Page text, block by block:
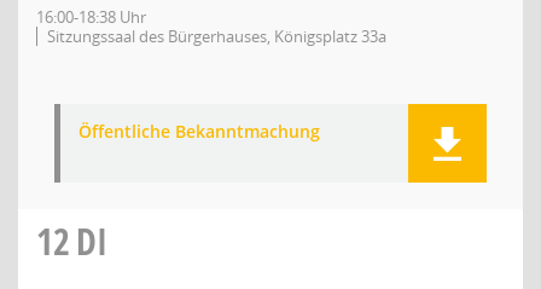
16:00-18:38 Uhr
Sitzungssaal des Bürgerhauses, Königsplatz 33a
Öffentliche Bekanntmachung
12DI